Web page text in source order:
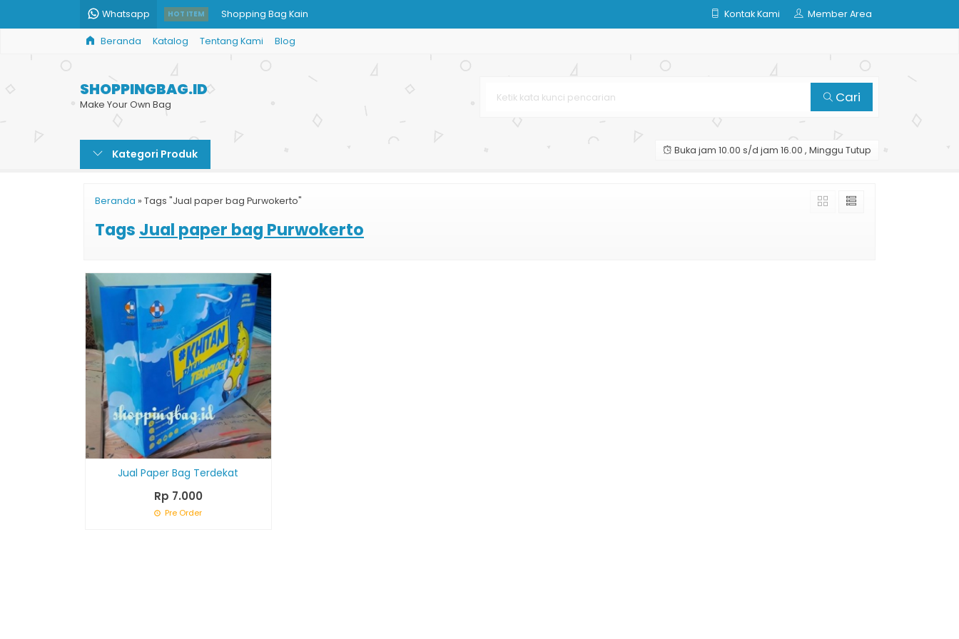
Whatsapp HOT ITEM Shopping Bag Kain
Kantong Kertas Coklat
Paper Bag Butik Dopp
Jual Paper Bag Polos
Shopping Bag Jewelry
Kontak Kami Member Area
Beranda Katalog Tentang Kami Blog
SHOPPINGBAG.ID
Make Your Own Bag Cari
Kategori Produk Buka jam 10.00 s/d jam 16.00 , Minggu Tutup
Beranda » Tags "Jual paper bag Purwokerto"
Tags Jual paper bag Purwokerto
Jual Paper Bag Terdekat
Rp 7.000
Pre Order